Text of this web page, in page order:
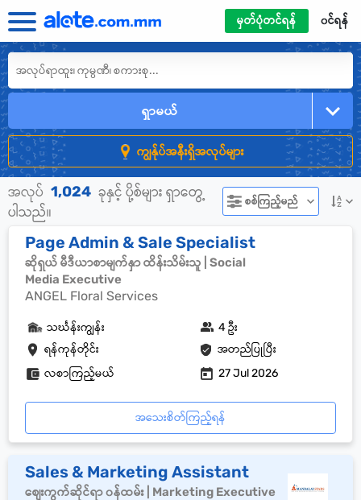
မှတ်ပုံတင်ရန် ၀င်ရန်
ရှာမယ်
ကျွန်ုပ်အနီးရှိအလုပ်များ
အလုပ် 1,024 ခုနှင့် ပို့စ်များ ရှာတွေ့
ပါသည်။
စစ်ကြည့်မည်
Page Admin & Sale Specialist
ဆိုရှယ် မီဒီယာစာမျက်နှာ ထိန်းသိမ်းသူ | Social
Media Executive
ANGEL Floral Services
ရန်ကုန်တိုင်း အတည်ပြုပြီး
သင်္ဃန်းကျွန်း 4 ဦး
လစာကြည့်မယ် 27 Jul 2026
အသေးစိတ်ကြည့်ရန်
Sales & Marketing Assistant
စျေးကွက်ဆိုင်ရာ ၀န်ထမ်း | Marketing Executive